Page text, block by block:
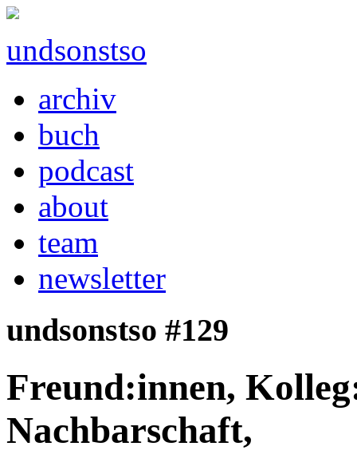
undsonstso
archiv
buch
podcast
about
team
newsletter
undsonstso #129
Freund:innen,
Nachbarschaft,